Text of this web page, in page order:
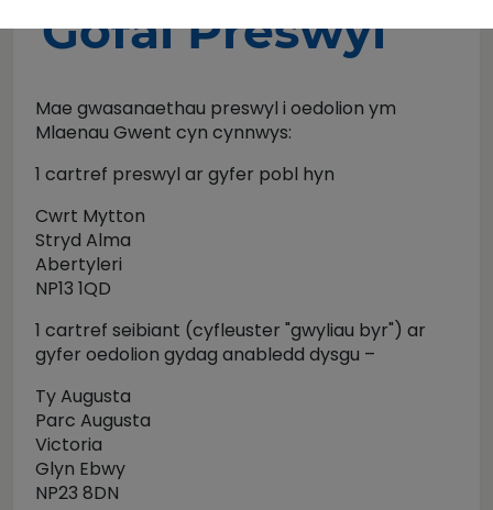
Gofal Preswyl
Mae gwasanaethau preswyl i oedolion ym
Mlaenau Gwent cyn cynnwys:
1 cartref preswyl ar gyfer pobl hyn
Cwrt Mytton
Stryd Alma
Abertyleri
NP13 1QD
1 cartref seibiant (cyfleuster "gwyliau byr") ar
gyfer oedolion gydag anabledd dysgu –
Ty Augusta
Parc Augusta
Victoria
Glyn Ebwy
NP23 8DN